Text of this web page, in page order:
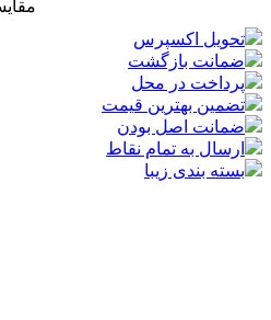
تحویل اکسپرس
ضمانت بازگشت
پرداخت در محل
تضمین بهترین قیمت
ضمانت اصل بودن
ارسال به تمام نقاط
بسته بندی زیبا